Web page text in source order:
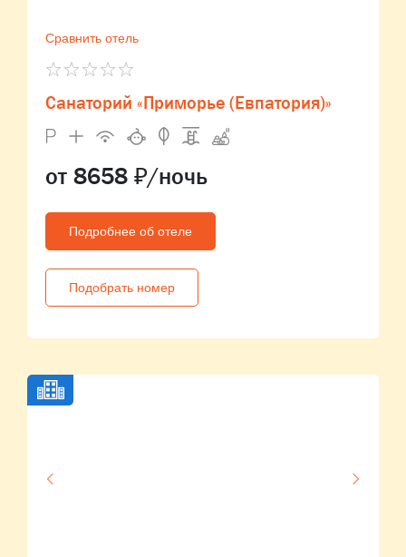
Сравнить отель
Санаторий «Приморье (Евпатория)»
от 8658 ₽/ночь
Подробнее об отеле
Подобрать номер